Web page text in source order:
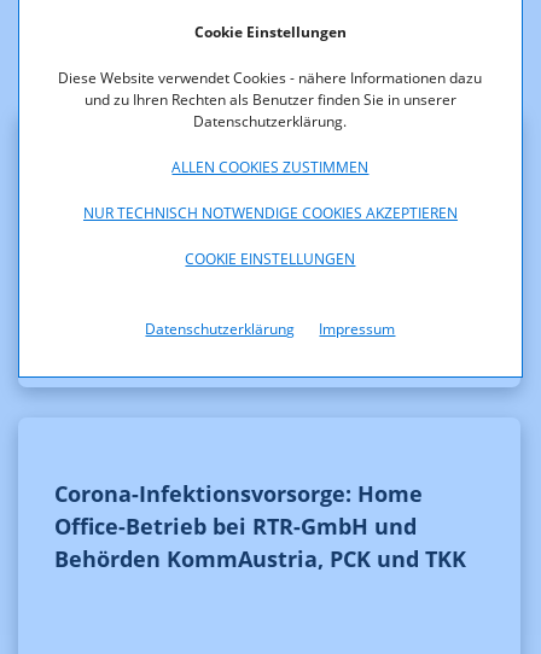
Cookie Einstellungen
Diese Website verwendet Cookies - nähere Informationen dazu
und zu Ihren Rechten als Benutzer finden Sie in unserer
Datenschutzerklärung.
ALLEN COOKIES ZUSTIMMEN
NUR TECHNISCH NOTWENDIGE COOKIES AKZEPTIEREN
COOKIE EINSTELLUNGEN
Datenschutzerklärung Impressum
Presseaussendungen betreffend einer
möglichen Auftragsvergabe der RTR-
Corona-Infektionsvorsorge: Home
Office-Betrieb bei RTR-GmbH und
Behörden KommAustria, PCK und TKK